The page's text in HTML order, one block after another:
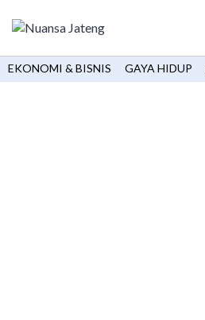
EKONOMI & BISNIS GAYA HIDUP